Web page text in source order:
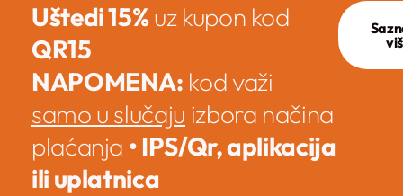
Uštedi 15%uz kupon kod
QR15
NAPOMENA: kod važi
samo u slučaju izbora načina
plaćanja • IPS/Qr, aplikacija
ili uplatnica